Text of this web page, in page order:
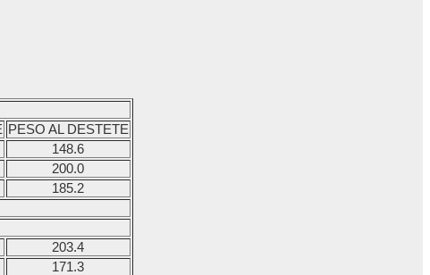
PESO AL DESTETE
148.6
200.0
185.2
203.4
171.3